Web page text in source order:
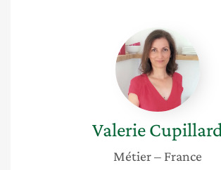
Valerie
Cupillard
Valerie
Métier– France